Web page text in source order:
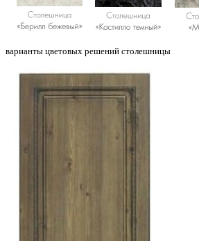
варианты цветовых решений столешницы